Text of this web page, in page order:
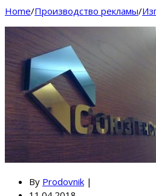
Home/Производство рекламы/
By Prodovnik |